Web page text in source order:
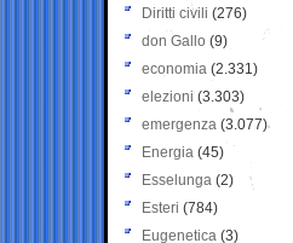
Diritti civili (276)
don Gallo (9)
economia (2.331)
elezioni (3.303)
emergenza (3.077)
Energia (45)
Esselunga (2)
Esteri (784)
Eugenetica (3)